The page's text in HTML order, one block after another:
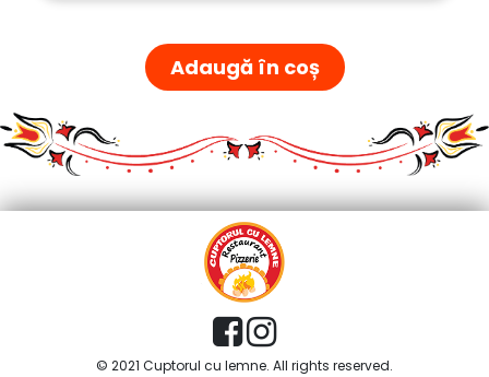
Adaugă în coș
© 2021 Cuptorul cu lemne. All rights reserved.